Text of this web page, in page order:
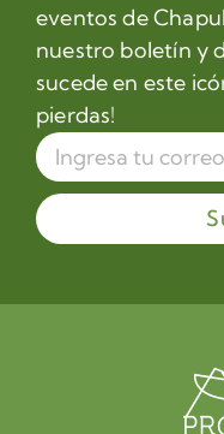
eventos de
nuestro boletín y
sucede en este
pierdas!